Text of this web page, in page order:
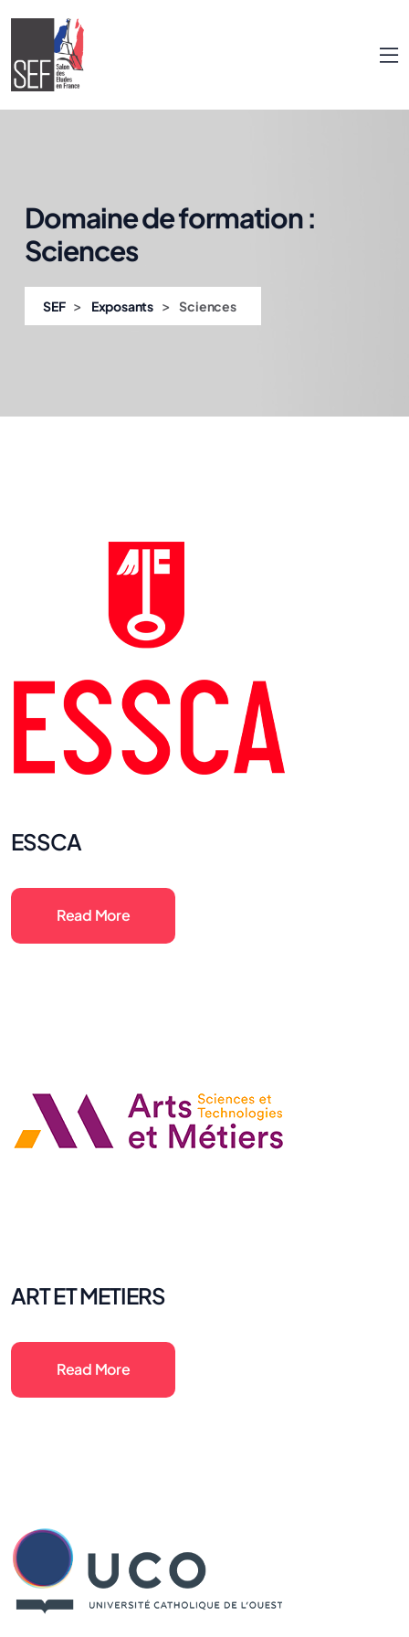
Domaine de formation :
Sciences
SEF > Exposants > Sciences
ESSCA
Read More
ART ET METIERS
Read More